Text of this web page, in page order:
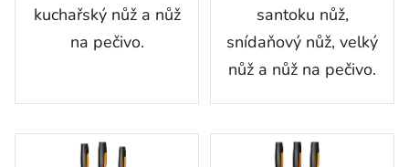
kuchařský nůž a nůž
na pečivo.
santoku nůž,
snídaňový nůž, velký
nůž a nůž na pečivo.